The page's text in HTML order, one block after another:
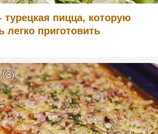
пицца, которую
легко приготовить
(3)